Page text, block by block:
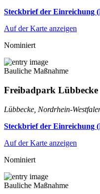
Steckbrief der Einreichung
Auf der Karte anzeigen
Nominiert
Bauliche Maßnahme
Freibadpark Lübbecke
Lübbecke, Nordrhein-
Steckbrief der Einreichung
Auf der Karte anzeigen
Nominiert
Bauliche Maßnahme